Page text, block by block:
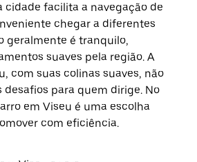
facilita a navegação de
chegar a diferentes
geralmente é tranquilo,
suaves pela região. A
com suas colinas suaves, não
para quem dirige. No
em Viseu é uma escolha
com eficiência.